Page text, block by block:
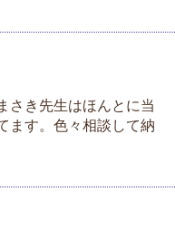
さき先生はほんとに当
ます。色々相談して納